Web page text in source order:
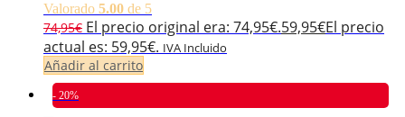
Valorado 5.00 de 5
74,95€ El precio original era: 74,95€.59,95€El precio
actual es: 59,95€. IVA Incluido
Añadir al carrito
- 20%